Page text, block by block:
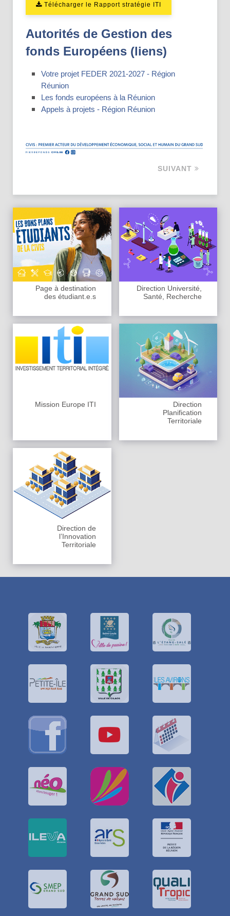
Télécharger le Rapport stratégie ITI
Autorités de Gestion des
fonds Européens (liens)
Votre projet FEDER 2021-2027 - Région
Réunion
Les fonds européens à la Réunion
Appels à projets - Région Réunion
SUIVANT
Page à destination
des étudiant.e.s
Direction Université,
Santé, Recherche
Mission Europe ITI
Direction
Planification
Territoriale
Direction de
l’Innovation
Territoriale